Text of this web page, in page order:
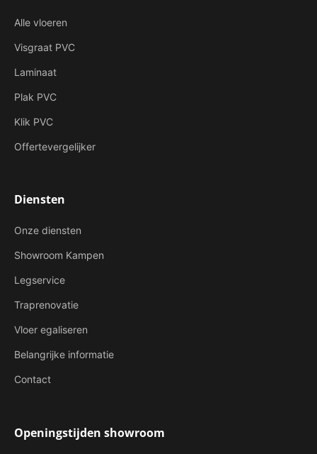
Alle vloeren
Visgraat PVC
Laminaat
Plak PVC
Klik PVC
Offertevergelijker
Diensten
Onze diensten
Showroom Kampen
Legservice
Traprenovatie
Vloer egaliseren
Belangrijke informatie
Contact
Openingstijden showroom